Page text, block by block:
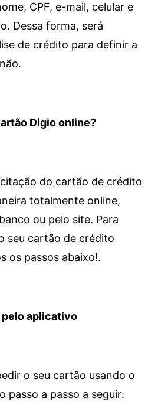
CPF, e-mail, celular e
Dessa forma, será
de crédito para definir a
Digio online?
do cartão de crédito
totalmente online,
ou pelo site. Para
seu cartão de crédito
os passos abaixo!.
pelo aplicativo
o seu cartão usando o
passo a passo a seguir: